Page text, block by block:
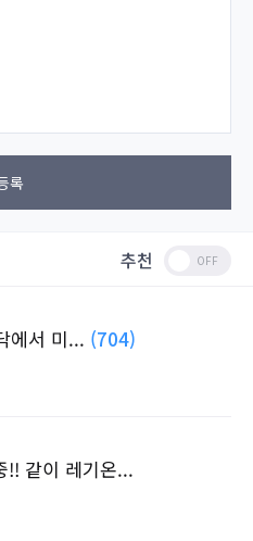
록
추천
에서 미... (704)
!! 같이 레기온...